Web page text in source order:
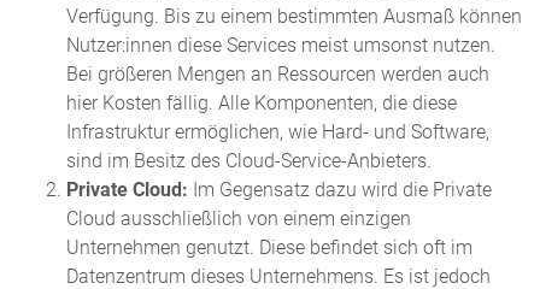
Verfügung. Bis zu einem bestimmten Ausmaß können
Nutzer:innen diese Services meist umsonst nutzen.
Bei größeren Mengen an Ressourcen werden auch
hier Kosten fällig. Alle Komponenten, die diese
Infrastruktur ermöglichen, wie Hard- und Software,
sind im Besitz des Cloud-Service-Anbieters.
Private Cloud: Im Gegensatz dazu wird die Private
Cloud ausschließlich von einem einzigen
Unternehmen genutzt. Diese befindet sich oft im
Datenzentrum dieses Unternehmens. Es ist jedoch